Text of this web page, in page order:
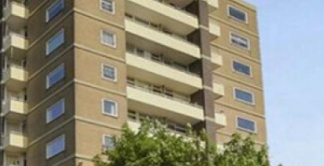
How to translate AppartementHaarlem!
Wat is AppartementHaarlem?
Hoeveel kost het om te reageren op een
Wat is de privacyverklaring van
Berekent AppartementHaarlem
makelaarsvergoeding/
Alle veelgestelde vragen